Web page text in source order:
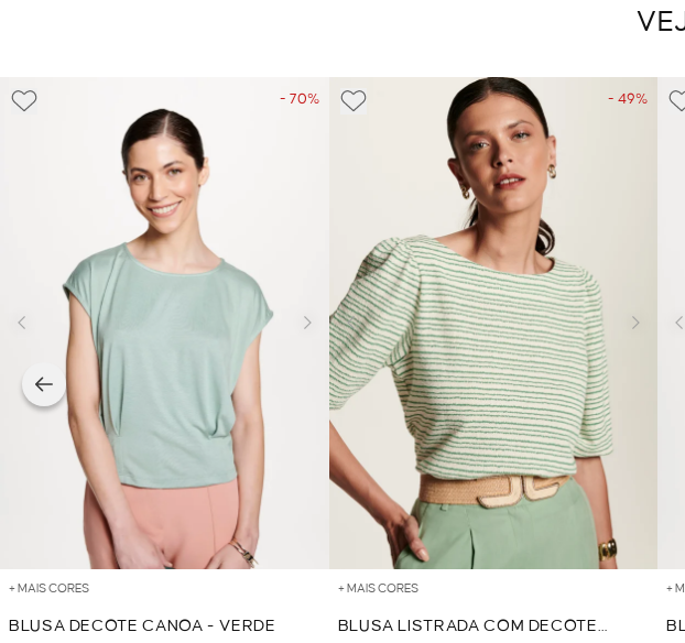
- 70%
+ MAIS CORES
BLUSA DECOTE CANOA - VERDE
- 49%
+ MAIS CORES
BLUSA LISTRADA COM DECOTE
+